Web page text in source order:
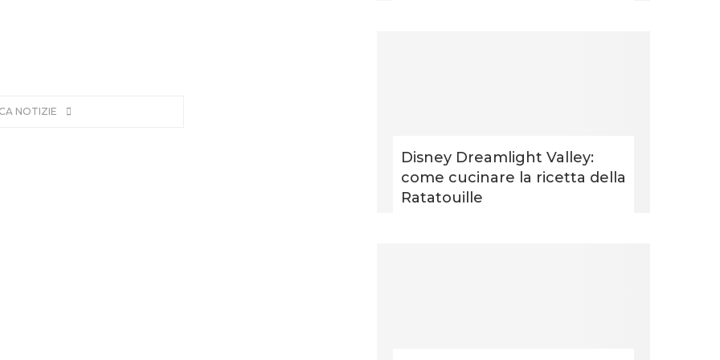
NOTIZIE
Disney Dreamlight Valley:
come cucinare la ricetta della
Ratatouille